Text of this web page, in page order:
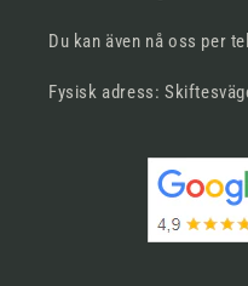
Du kan även nå oss per
Fysisk adress: